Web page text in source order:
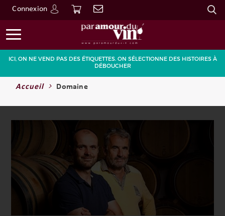
Connexion
Go
ICI, ON NE VEND PAS DES ÉTIQUETTES. ON SÉLECTIONNE DES HISTOIRES À
DÉBOUCHER
Accueil Domaine